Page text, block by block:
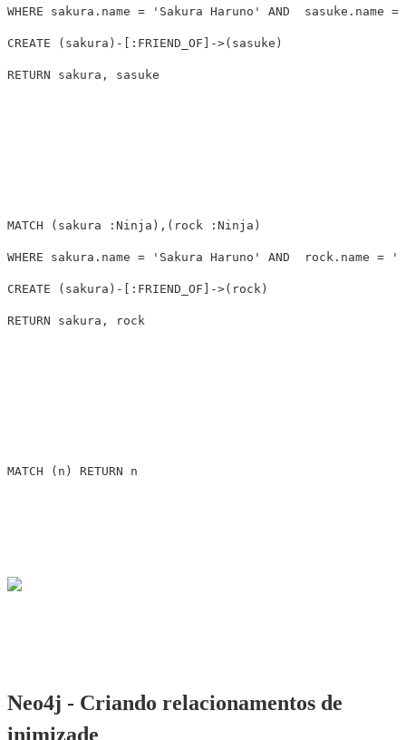
WHERE sakura.name = 'Sakura Haruno' AND sasuke.name =
CREATE ( sakura ) - :FRIEND_OF ->( sasuke )
RETURN sakura , sasuke
MATCH ( sakura :Ninja ),( rock :Ninja )
WHERE sakura.name = 'Sakura Haruno' AND rock.name =
CREATE ( sakura ) - :FRIEND_OF ->( rock )
RETURN sakura , rock
MATCH ( n ) RETURN n
Neo4j - Criando relacionamentos de
inimizade